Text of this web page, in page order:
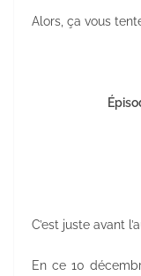
Alors, ça vous
C’est juste avant
En ce 10